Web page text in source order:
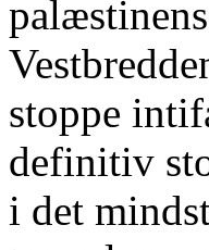
stoppe
definitiv
i det